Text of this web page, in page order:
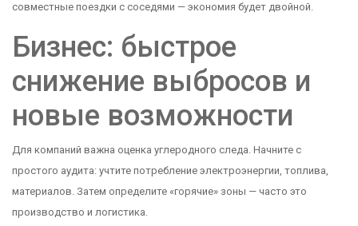
совместные поездки с соседями — экономия будет двойной.
Бизнес: быстрое
снижение выбросов и
новые возможности
Для компаний важна оценка углеродного следа. Начните с
простого аудита: учтите потребление электроэнергии, топлива,
материалов. Затем определите «горячие» зоны — часто это
производство и логистика.